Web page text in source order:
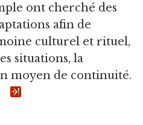
ont cherché des
afin de
culturel et rituel,
situations, la
moyen de continuité.